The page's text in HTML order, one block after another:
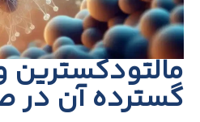
مالتودکسترین
گسترده آن در